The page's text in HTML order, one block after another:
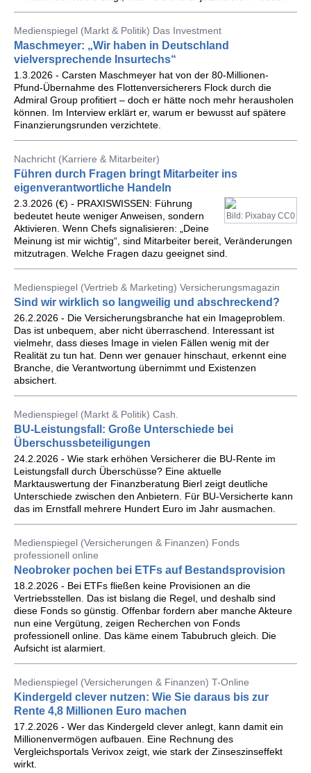
Medienspiegel (Markt & Politik) Das Investment
Maschmeyer: „Wir haben in Deutschland
vielversprechende Insurtechs“
1.3.2026 - Carsten Maschmeyer hat von der 80-Millionen-
Pfund-Übernahme des Flottenversicherers Flock durch die
Admiral Group profitiert – doch er hätte noch mehr herausholen
können. Im Interview erklärt er, warum er bewusst auf spätere
Finanzierungsrunden verzichtete.
Nachricht (Karriere & Mitarbeiter)
Führen durch Fragen bringt Mitarbeiter ins
eigenverantwortliche Handeln
Bild: Pixabay CC0
2.3.2026 (€) - PRAXISWISSEN: Führung
bedeutet heute weniger Anweisen, sondern
Aktivieren. Wenn Chefs signalisieren: „Deine
Meinung ist mir wichtig“, sind Mitarbeiter bereit, Veränderungen
mitzutragen. Welche Fragen dazu geeignet sind.
Medienspiegel (Vertrieb & Marketing) Versicherungsmagazin
Sind wir wirklich so langweilig und abschreckend?
26.2.2026 - Die Versicherungsbranche hat ein Imageproblem.
Das ist unbequem, aber nicht überraschend. Interessant ist
vielmehr, dass dieses Image in vielen Fällen wenig mit der
Realität zu tun hat. Denn wer genauer hinschaut, erkennt eine
Branche, die Verantwortung übernimmt und Existenzen
absichert.
Medienspiegel (Markt & Politik) Cash.
BU-Leistungsfall: Große Unterschiede bei
Überschussbeteiligungen
24.2.2026 - Wie stark erhöhen Versicherer die BU-Rente im
Leistungsfall durch Überschüsse? Eine aktuelle
Marktauswertung der Finanzberatung Bierl zeigt deutliche
Unterschiede zwischen den Anbietern. Für BU-Versicherte kann
das im Ernstfall mehrere Hundert Euro im Jahr ausmachen.
Medienspiegel (Versicherungen & Finanzen) Fonds
professionell online
Neobroker pochen bei ETFs auf Bestandsprovision
18.2.2026 - Bei ETFs fließen keine Provisionen an die
Vertriebsstellen. Das ist bislang die Regel, und deshalb sind
diese Fonds so günstig. Offenbar fordern aber manche Akteure
nun eine Vergütung, zeigen Recherchen von Fonds
professionell online. Das käme einem Tabubruch gleich. Die
Aufsicht ist alarmiert.
Medienspiegel (Versicherungen & Finanzen) T-Online
Kindergeld clever nutzen: Wie Sie daraus bis zur
Rente 4,8 Millionen Euro machen
17.2.2026 - Wer das Kindergeld clever anlegt, kann damit ein
Millionenvermögen aufbauen. Eine Rechnung des
Vergleichsportals Verivox zeigt, wie stark der Zinseszinseffekt
wirkt.